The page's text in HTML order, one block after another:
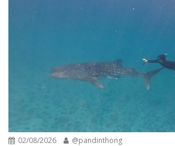
02/08/2026 @pandinthong